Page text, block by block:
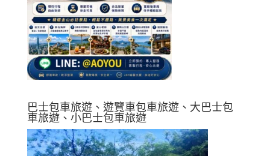
巴士包車旅遊、遊覽車包車旅遊、大巴士包
車旅遊、小巴士包車旅遊